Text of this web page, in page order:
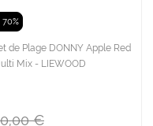
70%
de Plage DONNY Apple Red
Mix - LIEWOOD
€